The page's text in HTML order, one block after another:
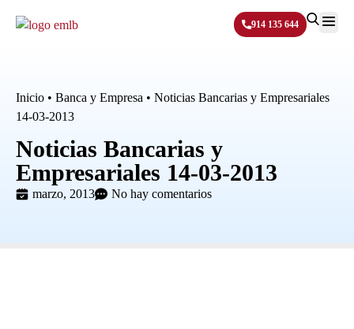
914 135 644
Inicio • Banca y Empresa • Noticias Bancarias y Empresariales
14-03-2013
Noticias Bancarias y
Empresariales 14-03-2013
marzo, 2013 No hay comentarios